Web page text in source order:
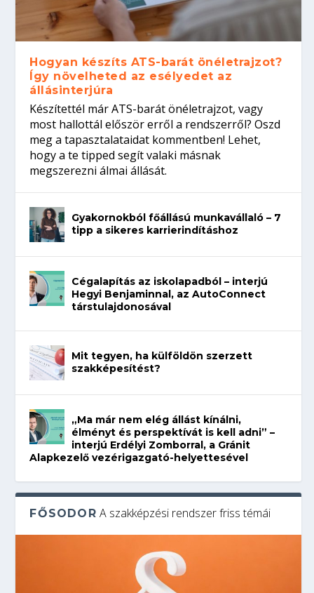
Hogyan készíts ATS-barát önéletrajzot?
Így növelheted az esélyedet az
állásinterjúra
Készítettél már ATS-barát önéletrajzot, vagy
most hallottál először erről a rendszerről? Oszd
meg a tapasztalataidat kommentben! Lehet,
hogy a te tipped segít valaki másnak
megszerezni álmai állását.
Gyakornokból főállású munkavállaló – 7
tipp a sikeres karrierindításhoz
Cégalapítás az iskolapadból – interjú
Hegyi Benjaminnal, az AutoConnect
társtulajdonosával
Mit tegyen, ha külföldön szerzett
szakképesítést?
„Ma már nem elég állást kínálni,
élményt és perspektívát is kell adni” –
interjú Erdélyi Zomborral, a Gránit
Alapkezelő vezérigazgató-helyettesével
FŐSODOR A szakképzési rendszer friss témái